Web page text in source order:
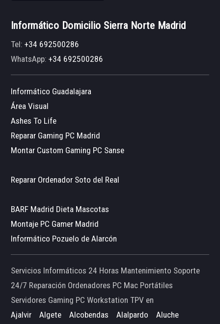
Informático Domicilio Sierra Norte Madrid
Tel:+34 692500286
WhatsApp:+34 692500286
Informático Guadalajara
Área Visual
Ashes To Life
Reparar Gaming PC Madrid
Montar Custom Gaming PC Sanse
Reparar Ordenador Soto del Real
BARF Madrid Dieta Mascotas
Montaje PC Gamer Madrid
Informático Pozuelo de Alarcón
Servicios Informáticos 24 Horas Mantenimiento Soporte
24/7 Reparación Ordenadores PC Mac Portátiles
Servidores Gaming PC Workstation TPV en
Ajalvir
Algete Alcobendas Alalpardo
Aluche